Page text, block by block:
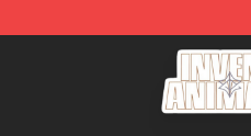
Animate Shop - Official Invent